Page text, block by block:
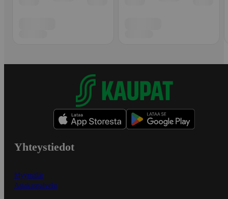
Yhteystiedot
Myymälät
Asiakaspalvelu